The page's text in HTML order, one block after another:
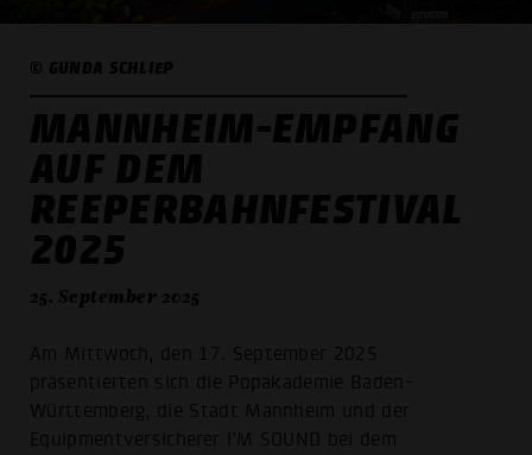
© GUNDA SCHLIEP
MANNHEIM-EMPFANG
AUF DEM
REEPERBAHNFESTIVAL
2025
25. September 2025
Am Mittwoch, den 17. September 2025
präsentierten sich die Popakademie Baden-
Württemberg, die Stadt Mannheim und der
Equipmentversicherer I’M SOUND bei dem